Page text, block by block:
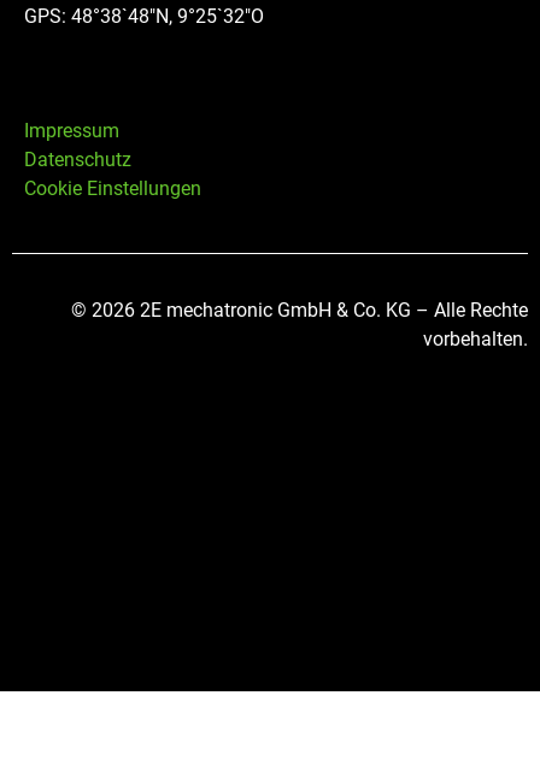
GPS: 48°38`48″N, 9°25`32″O
Impressum
Datenschutz
Cookie Einstellungen
© 2026 2E mechatronic GmbH & Co. KG – Alle Rechte
vorbehalten.